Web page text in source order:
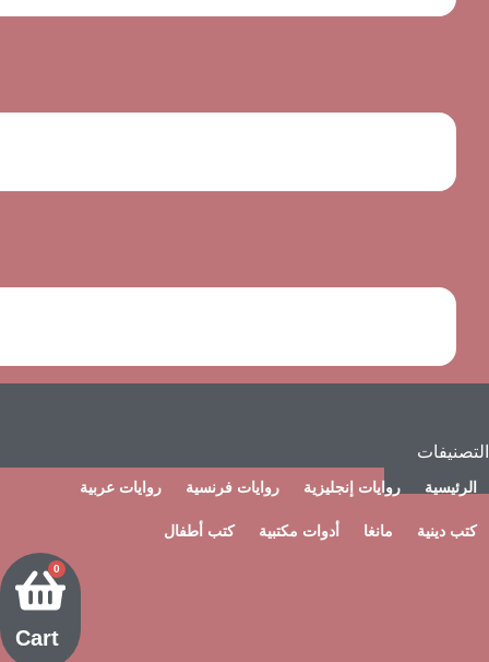
روايات إنجليزية روايات فرنسية روايات عربية
دينية مانغا أدوات مكتبية كتب أطفال
Cart